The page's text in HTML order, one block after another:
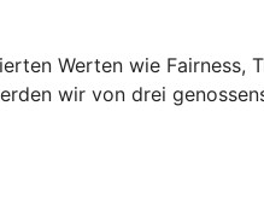
Werten wie Fairness,
wir von drei